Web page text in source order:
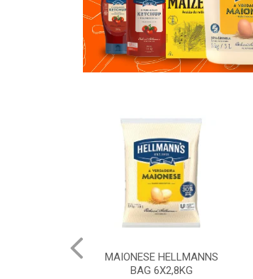
MAIONESE HELLMANNS
BAG 6X2,8KG